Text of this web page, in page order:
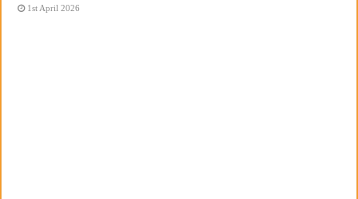
1st April 2026